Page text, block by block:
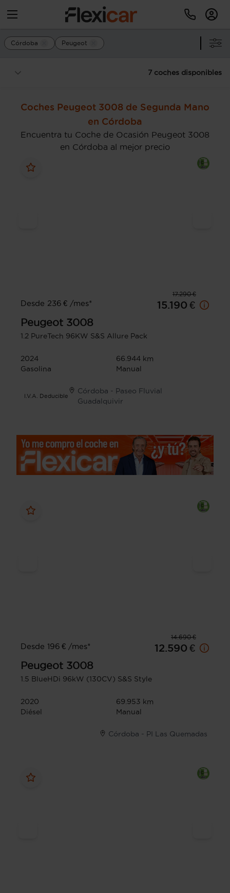
Córdoba Peugeot
7 coches disponibles
Coches Peugeot 3008 de Segunda Mano
en Córdoba
Encuentra tu Coche de Ocasión Peugeot 3008
en Córdoba al mejor precio
17.290 €
Desde 236 € /mes*
15.190 €
Peugeot 3008
1.2 PureTech 96KW S&S Allure Pack
2024
66.944 km
Gasolina
Manual
I.V.A. Deducible
Córdoba - Paseo Fluvial
Guadalquivir
14.690 €
Desde 196 € /mes*
12.590 €
Peugeot 3008
1.5 BlueHDi 96kW (130CV) S&S Style
2020
69.953 km
Diésel
Manual
Córdoba - PI Las Quemadas